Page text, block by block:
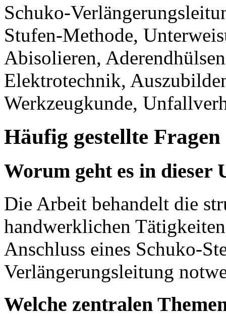
Schuko-
Stufen-Methode,
Abisolieren,
Elektrotechnik,
Werkzeugkunde,
Häufig gestellte Fragen
Worum geht es in dieser
Die Arbeit behandelt die
handwerklichen
Anschluss eines Schuko-
Verlängerungsleitung
Welche zentralen